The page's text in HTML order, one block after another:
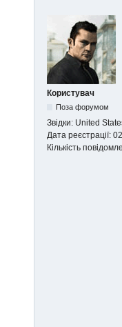
Користувач
Поза форумом
Звідки: United
Дата реєстрації:
Кількість